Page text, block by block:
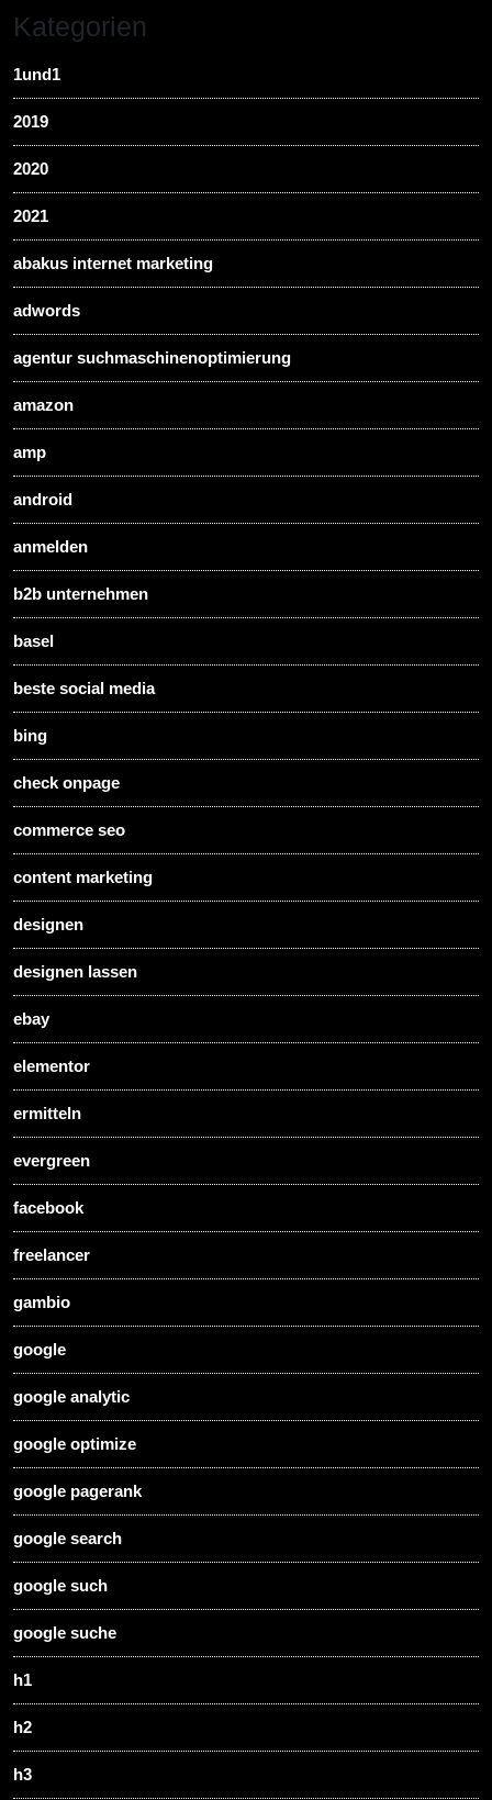
Kategorien
1und1
2019
2020
2021
abakus internet marketing
adwords
agentur suchmaschinenoptimierung
amazon
amp
android
anmelden
b2b unternehmen
basel
beste social media
bing
check onpage
commerce seo
content marketing
designen
designen lassen
ebay
elementor
ermitteln
evergreen
facebook
freelancer
gambio
google
google analytic
google optimize
google pagerank
google search
google such
google suche
h1
h2
h3